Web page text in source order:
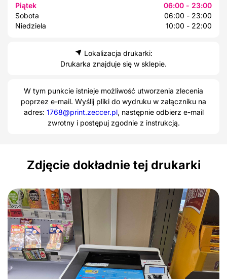
Piątek
06:00 - 23:00
Sobota
06:00 - 23:00
Niedziela
10:00 - 22:00
Lokalizacja drukarki:
Drukarka znajduje się w sklepie.
W tym punkcie istnieje możliwość utworzenia zlecenia
poprzez e-mail. Wyślij pliki do wydruku w załączniku na
adres: 1768@print.zeccer.pl, następnie odbierz e-mail
zwrotny i postępuj zgodnie z instrukcją.
Zdjęcie dokładnie tej drukarki